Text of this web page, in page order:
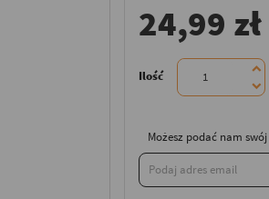
24,99 zł
Ilość
Możesz podać nam